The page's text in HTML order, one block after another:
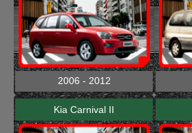
2006 - 2012
Kia Carnival II